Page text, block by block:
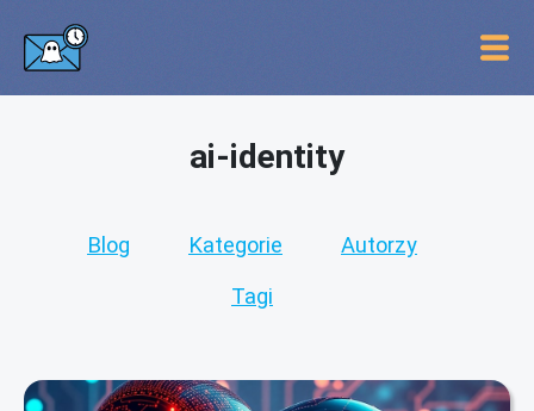
ai-identity
Blog Kategorie Autorzy
Tagi